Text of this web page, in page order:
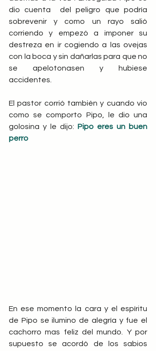
dio cuenta  del peligro que podría
sobrevenir y como un rayo salió
corriendo y empezó a imponer su
destreza en ir cogiendo a las ovejas
con la boca y sin dañarlas para que no
se apelotonasen y hubiese
accidentes.
El pastor corrió también y cuando vio
como se comporto Pipo, le dio una
golosina y le dijo: Pipo eres un buen
perro
En ese momento la cara y el espíritu
de Pipo se ilumino de alegría y fue el
cachorro mas feliz del mundo. Y por
supuesto se acordó de los sabios